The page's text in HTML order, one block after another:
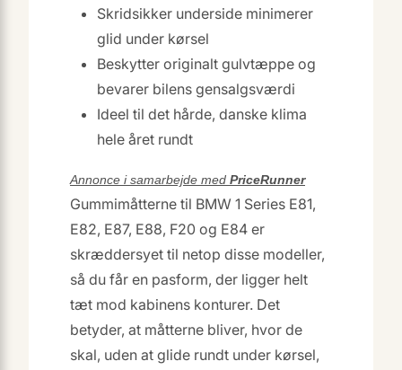
Skridsikker underside minimerer
glid under kørsel
Beskytter originalt gulvtæppe og
bevarer bilens gensalgsværdi
Ideel til det hårde, danske klima
hele året rundt
Annonce i samarbejde med PriceRunner
Gummimåtterne til BMW 1 Series E81,
E82, E87, E88, F20 og E84 er
skræddersyet til netop disse modeller,
så du får en pasform, der ligger helt
tæt mod kabinens konturer. Det
betyder, at måtterne bliver, hvor de
skal, uden at glide rundt under kørsel,